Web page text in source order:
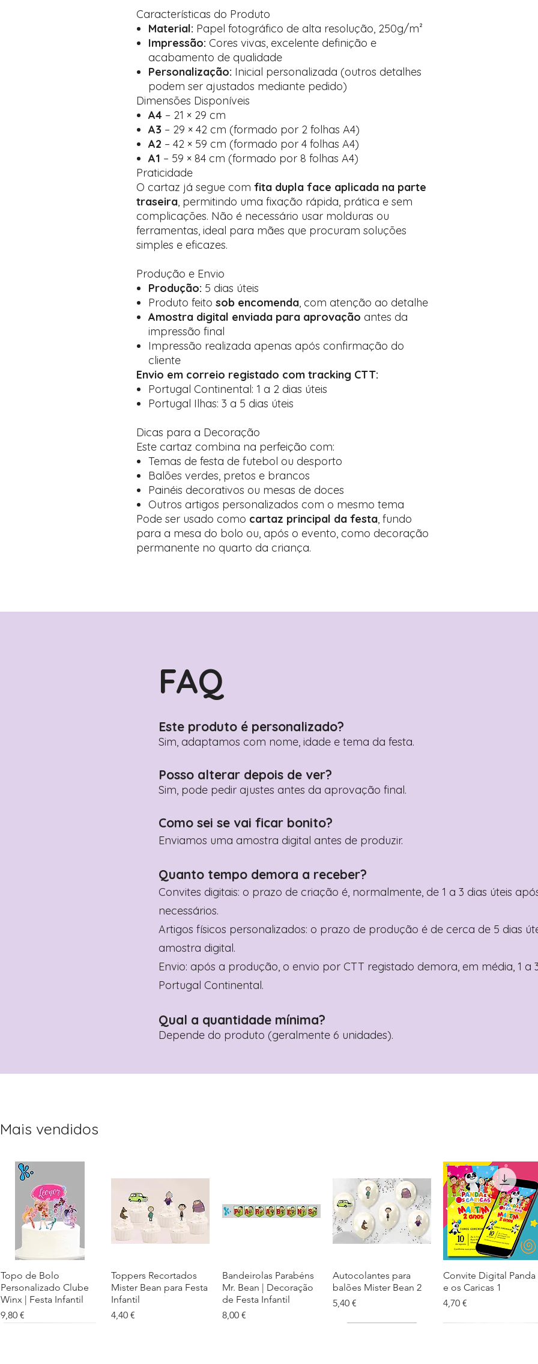
Características do Produto
Material: Papel fotográfico de alta resolução, 250g/m²
Impressão: Cores vivas, excelente definição e
acabamento de qualidade
Personalização: Inicial personalizada (outros detalhes
podem ser ajustados mediante pedido)
Dimensões Disponíveis
A4 – 21 × 29 cm
A3 – 29 × 42 cm (formado por 2 folhas A4)
A2 – 42 × 59 cm (formado por 4 folhas A4)
A1 – 59 × 84 cm (formado por 8 folhas A4)
Praticidade
O cartaz já segue com fita dupla face aplicada na parte
traseira, permitindo uma fixação rápida, prática e sem
complicações. Não é necessário usar molduras ou
ferramentas, ideal para mães que procuram soluções
simples e eficazes.
Produção e Envio
Produção: 5 dias úteis
Produto feito sob encomenda, com atenção ao detalhe
Amostra digital enviada para aprovação antes da
impressão final
Impressão realizada apenas após confirmação do
cliente
Envio em correio registado com tracking CTT:
Portugal Continental: 1 a 2 dias úteis
Portugal Ilhas: 3 a 5 dias úteis
Dicas para a Decoração
Este cartaz combina na perfeição com:
Temas de festa de futebol ou desporto
Balões verdes, pretos e brancos
Painéis decorativos ou mesas de doces
Outros artigos personalizados com o mesmo tema
Pode ser usado como cartaz principal da festa, fundo
para a mesa do bolo ou, após o evento, como decoração
permanente no quarto da criança.
FAQ
Este produto é personalizado?
Sim, adaptamos com nome, idade e tema da festa.
Posso alterar depois de ver?
Sim, pode pedir ajustes antes da aprovação final.
Como sei se vai ficar bonito?
Enviamos uma amostra digital antes de produzir.
Quanto tempo demora a receber?
Convites digitais: o prazo de criação é, normalmente, de 1 a 3 dias úteis
necessários.
Artigos físicos personalizados: o prazo de produção é de cerca de 5 dias
amostra digital.
Envio: após a produção, o envio por CTT registado demora, em média, 1 a
Portugal Continental.
Qual a quantidade mínima?
Depende do produto (geralmente 6 unidades).
Mais vendidos
Visualização rápida
Topo de Bolo
Personalizado Clube
Winx | Festa Infantil
Preço
9,80 €
Visualização rápida
Toppers Recortados
Mister Bean para Festa
Infantil
Preço
4,40 €
Visualização rápida
Bandeirolas Parabéns
Mr. Bean | Decoração
de Festa Infantil
Preço
8,00 €
Visualização rápida
Autocolantes para
balões Mister Bean 2
Preço
5,40 €
Visualização rápida
Convite Digital Panda
e os Caricas 1
Preço
4,70 €